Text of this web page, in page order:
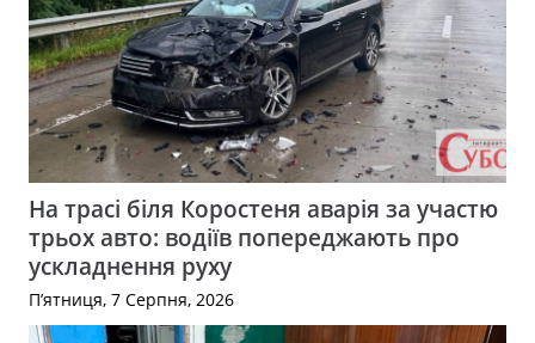
На трасі біля Коростеня аварія за участю
трьох авто: водіїв попереджають про
ускладнення руху
П’ятниця, 7 Серпня, 2026